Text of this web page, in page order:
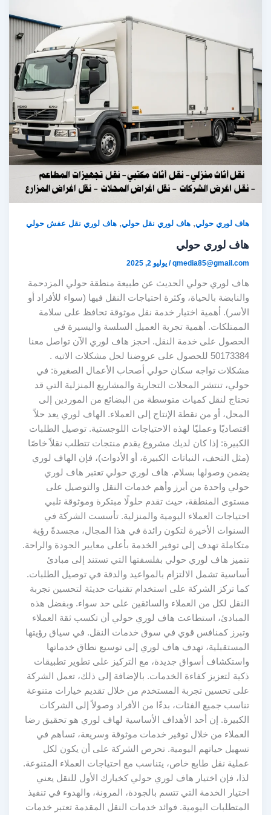
هاف لوري حولي,هاف لوري نقل حولي,هاف لوري نقل عفش حولي
هاف لوري حولي
qmedia85@gmail.com
/يوليو 2, 2025
هاف لوري حولي الحديث عن طبيعة منطقة حولي المزدحمة
والنابضة بالحياة، وكثرة احتياجات النقل فيها (سواء للأفراد أو
الأسر). أهمية اختيار خدمة نقل موثوقة تحافظ على سلامة
الممتلكات. أهمية تجربة العميل السلسة واليسيرة في
الحصول على خدمة النقل. احجز هاف لوري الآن تواصل معنا
50173384 للحصول على عروضنا لحل مشكلات الاتيه .
مشكلات تواجه سكان حولي أصحاب الأعمال الصغيرة: في
حولي، تنتشر المحلات التجارية والمشاريع المنزلية التي قد
تحتاج لنقل كميات متوسطة من البضائع من الموردين إلى
المحل، أو من نقطة الإنتاج إلى العملاء. الهاف لوري يعد حلاً
اقتصاديًا وعمليًا لهذه الاحتياجات اللوجستية. توصيل الطلبات
الكبيرة: إذا كان لديك مشروع يقدم منتجات تتطلب نقلاً خاصًا
(مثل التحف، النباتات الكبيرة، أو الأدوات)، فإن الهاف لوري
يضمن وصولها بسلام. هاف لوري حولي تعتبر هاف لوري
حولي واحدة من أبرز وأهم خدمات النقل والتوصيل على
مستوى المنطقة، حيث تقدم حلولًا مبتكرة وموثوقة تلبي
احتياجات العملاء اليومية والمنزلية. تأسست الشركة في
السنوات الأخيرة لتكون رائدة في هذا المجال، مجسدةً رؤية
متكاملة تهدف إلى توفير الخدمة بأعلى معايير الجودة والراحة.
تتميز هاف لوري حولي بفلسفتها التي تستند إلى مبادئ
أساسية تشمل الالتزام بالمواعيد والدقة في توصيل الطلبات.
كما تركز الشركة على استخدام تقنيات حديثة لتحسين تجربة
النقل لكل من العملاء والسائقين على حد سواء. وبفضل هذه
المبادئ، استطاعت هاف لوري حولي أن تكسب ثقة العملاء
وتبرز كمنافس قوي في سوق خدمات النقل. في سياق رؤيتها
المستقبلية، تهدف هاف لوري إلى توسيع نطاق خدماتها
واستكشاف أسواق جديدة، مع التركيز على تطوير تطبيقات
ذكية لتعزيز كفاءة الخدمات. بالإضافة إلى ذلك، تعمل الشركة
على تحسين تجربة المستخدم من خلال تقديم خيارات متنوعة
تناسب جميع الفئات، بدءًا من الأفراد وصولاً إلى الشركات
الكبيرة. إن أحد الأهداف الأساسية لهاف لوري هو تحقيق رضا
العملاء من خلال توفير خدمات موثوقة وسريعة، تساهم في
تسهيل حياتهم اليومية. تحرص الشركة على أن يكون لكل
عملية نقل طابع خاص، يتناسب مع احتياجات العملاء المتنوعة.
لذا، فإن اختيار هاف لوري حولي كخيارك الأول للنقل يعني
اختيار الخدمة التي تتسم بالجودة، المرونة، والهدوء في تنفيذ
المتطلبات اليومية. فوائد خدمات النقل المقدمة تعتبر خدمات